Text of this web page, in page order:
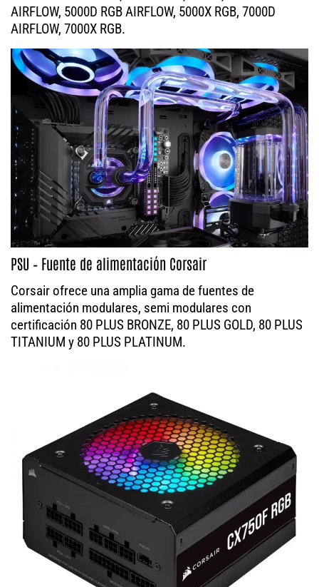
AIRFLOW, 5000D RGB AIRFLOW, 5000X RGB, 7000D
AIRFLOW, 7000X RGB.
PSU – Fuente de alimentación Corsair
Corsair ofrece una amplia gama de fuentes de
alimentación modulares, semi modulares con
certificación 80 PLUS BRONZE, 80 PLUS GOLD, 80 PLUS
TITANIUM y 80 PLUS PLATINUM.